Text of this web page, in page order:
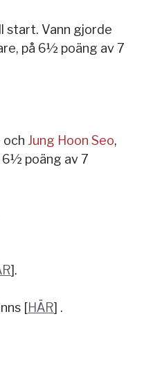
start. Vann gjorde
på 6½ poäng av 7
och Jung Hoon Seo,
6½ poäng av 7
].
[HÄR] .